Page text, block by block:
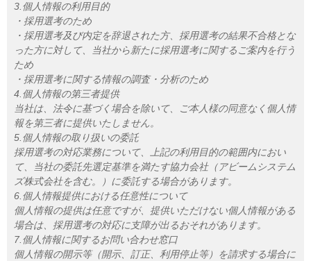
3.個人情報の利用目的
・採用選考のため
・採用選考及び内定を辞退された方、採用選考の結果不合格とな
った方に対して、当社から新たに採用選考に関するご案内を行う
ため
・採用選考に関する情報の調査・分析のため
4.個人情報の第三者提供
当社は、法令に基づく場合を除いて、ご本人様の同意なく個人情
報を第三者に提供いたしません。
5.個人情報の取り扱いの委託
採用選考の対応業務について、上記の利用目的の範囲内におい
て、当社の委託先選定基準を満たす協力会社（アビームシステム
ズ株式会社を含む。）に委託する場合があります。
6.個人情報提供における任意性について
個人情報の提供は任意ですが、提供いただけない個人情報がある
場合は、採用選考の対応に支障が出るおそれがあります。
7.個人情報に関するお問い合わせ窓口
個人情報の開示等（開示、訂正、利用停止等）を請求する場合に